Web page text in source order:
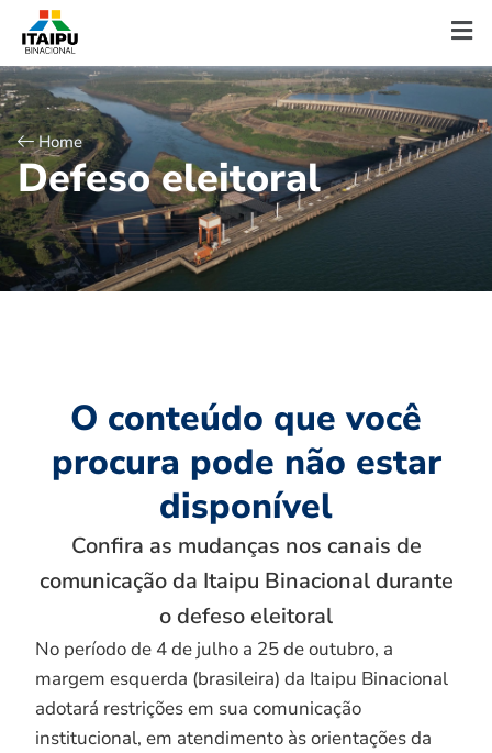
Home
Defeso eleitoral
O conteúdo que você
procura pode não estar
disponível
Confira as mudanças nos canais de
comunicação da Itaipu Binacional durante
o defeso eleitoral
No período de 4 de julho a 25 de outubro, a
margem esquerda (brasileira) da Itaipu Binacional
adotará restrições em sua comunicação
institucional, em atendimento às orientações da